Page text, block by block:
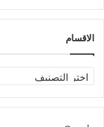
الاقسام
الاقسام